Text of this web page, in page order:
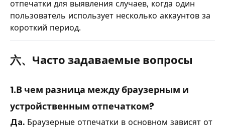
отпечатки для выявления случаев, когда один
пользователь использует несколько аккаунтов за
короткий период.
六、Часто задаваемые вопросы
1.В чем разница между браузерным и
устройственным отпечатком?
Да. Браузерные отпечатки в основном зависят от